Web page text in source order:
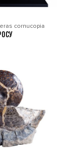
cornucopia